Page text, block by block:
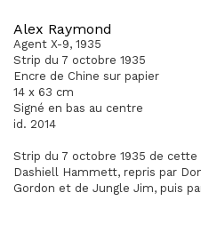
Alex Raymond
Agent X-9, 1935
Strip du 7 octobre 1935
Encre de Chine sur papier
14 x 63 cm
Signé en bas au centre
id. 2014
Strip du 7 octobre 1935 de
Dashiell Hammett, repris par
Gordon et de Jungle Jim, puis